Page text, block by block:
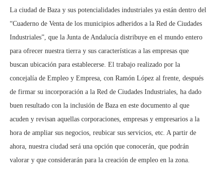
La ciudad de Baza y sus potencialidades industriales ya están dentro del
“Cuaderno de Venta de los municipios adheridos a la Red de Ciudades
Industriales”, que la Junta de Andalucía distribuye en el mundo entero
para ofrecer nuestra tierra y sus características a las empresas que
buscan ubicación para establecerse. El trabajo realizado por la
concejalía de Empleo y Empresa, con Ramón López al frente, después
de firmar su incorporación a la Red de Ciudades Industriales, ha dado
buen resultado con la inclusión de Baza en este documento al que
acuden y revisan aquellas corporaciones, empresas y empresarios a la
hora de ampliar sus negocios, reubicar sus servicios, etc. A partir de
ahora, nuestra ciudad será una opción que conocerán, que podrán
valorar y que considerarán para la creación de empleo en la zona.